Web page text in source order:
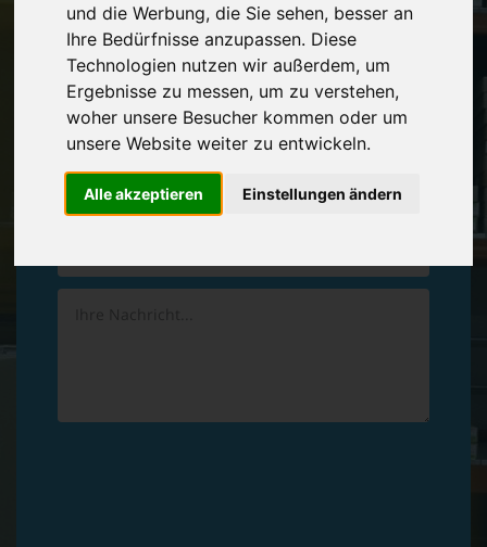
und die Werbung, die Sie sehen, besser an
Ihre Bedürfnisse anzupassen. Diese
Technologien nutzen wir außerdem, um
Ergebnisse zu messen, um zu verstehen,
woher unsere Besucher kommen oder um
unsere Website weiter zu entwickeln.
Alle akzeptieren Einstellungen ändern
Vereinbaren Sie einenRückruf
Hinterlassen Sie uns gern eine persönliche Nachricht.